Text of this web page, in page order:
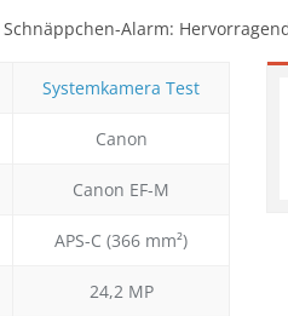
Schnäppchen-Alarm:
Systemkamera Test
Canon
Canon EF-M
APS-C (366 mm²)
24,2 MP